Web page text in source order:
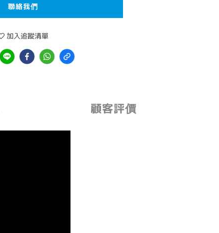
聯絡我們
加入追蹤清單
顧客評價